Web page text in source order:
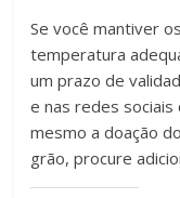
Se você mantiver
temperatura
um prazo de
e nas redes
mesmo a doação
grão, procure